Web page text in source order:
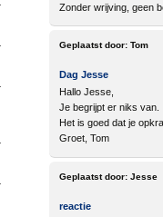
Zonder wrijving, geen
Geplaatst door: Tom
Dag Jesse
Hallo Jesse,
Je begrijpt er niks van.
Het is goed dat je
Groet, Tom
Geplaatst door: Jesse
reactie